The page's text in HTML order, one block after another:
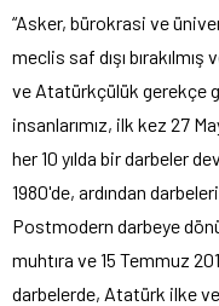
“Asker, bürokrasi ve
meclis saf dışı
ve Atatürkçülük gerekçe
insanlarımız, ilk kez 27
her 10 yılda bir darbeler
1980'de, ardından
Postmodern darbeye
muhtıra ve 15 Temmuz
darbelerde, Atatürk ilke ve